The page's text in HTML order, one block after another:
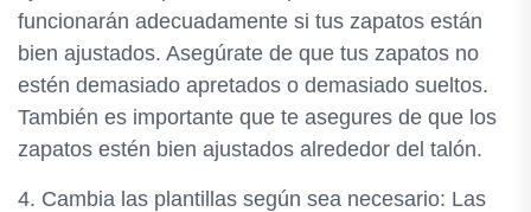
funcionarán adecuadamente si tus zapatos están
bien ajustados. Asegúrate de que tus zapatos no
estén demasiado apretados o demasiado sueltos.
También es importante que te asegures de que los
zapatos estén bien ajustados alrededor del talón.
4. Cambia las plantillas según sea necesario: Las